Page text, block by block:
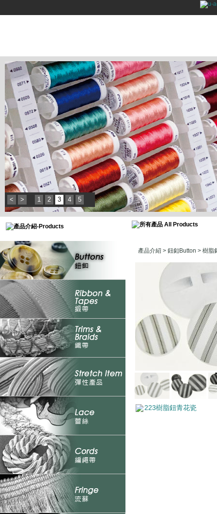
< > 1 2 3 4 5
產品介紹 > 鈕釦Button > 樹脂
223樹脂鈕青花瓷